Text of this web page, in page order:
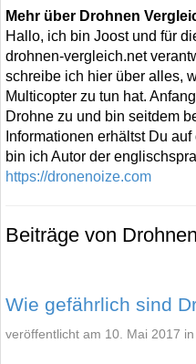
Mehr über Drohnen
Hallo, ich bin Joost und für
drohnen-vergleich.net
schreibe ich hier über alles,
Multicopter zu tun hat.
Drohne zu und bin seitdem
Informationen erhältst Du
bin ich Autor der
https://dronenoize.com
Beiträge von
Wie gefährlich sind
veröffentlicht am 10. Mai 2017 in